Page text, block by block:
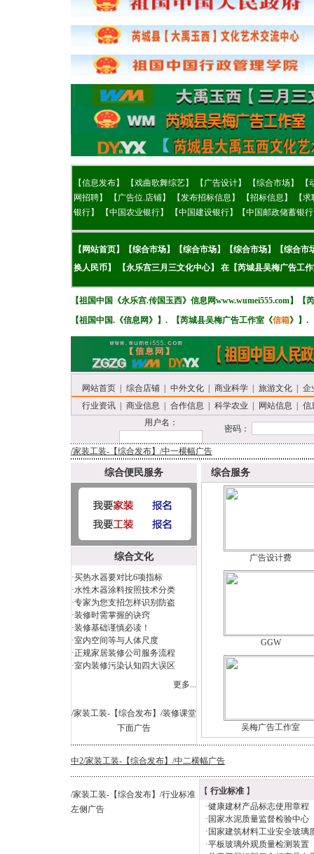
【信息发布】 【戏曲歌舞综艺】 【广告设计】 【综合市场】 【
网招聘】
【 广告位.店铺】 【发布招标信息】 【招标信息】 【求
银行】
【中国农业银行】 【中国建设银行】 【中国邮政储蓄银
【 网站首页】【综合市场】 【综合市场】 【综合市场】 【综合市
换人民币】
【永乐宫三月三文化中心】 在 【芮城县吴梅广告工
【祖国中国《永乐宫.传国玉西》 信息网www.wumei555.com】 【
【祖国中国.《信息网 》 】. 【芮城县吴梅广告工作室《信箱》 】.
网站首页 综合店铺 中外文化 商业科学 旅游文化
企
行业资讯
商业信息 合作信息 科学农业 网站信息
信
用户名：
密码：
/家装工装-【综合发布】/中一横幅广告
综合便民服务 综合服务
综合文化
·买热水器要对比6项指标
·水性木器涂料按照技术分类
·专家为您支招怎样识别防盗
·装修时需掌握的诀窍
·装修基础谨慎必读！
·室内空间等与人体尺度
·正规家居装修公司服务流程
·室内装修污染认知四大误区
更多...
/家装工装-【综合发布】/装修课堂
下面广告
广告设计费
GGW
吴梅广告工作室
中2/家装工装-【综合发布】/中二横幅广告
/家装工装-【综合发布】/行业标准
左侧广告
【 行业标准 】
·健康建材产品标志使用章程
· 国家水泥质量监督检验中心
· 国家建筑材料工业安全玻璃
·平板玻璃外观质量检测装置